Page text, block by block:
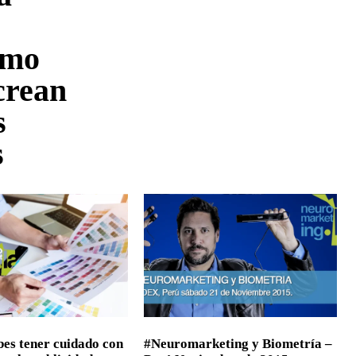
tener cuidado con
#Neuromarketing y Biometría –